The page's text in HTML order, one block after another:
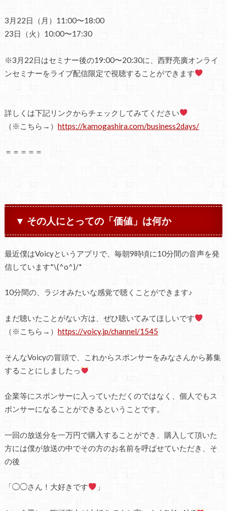
3月22日（月）11:00〜18:00
23日（火）10:00〜17:30
※3月22日はセミナー後の19:00〜20:30に、西野亮廣オンライ
ンセミナーをライブ配信限定で視聴することができます
詳しくは下記リンクからチェックしてみてください
（※こちら→） https://kamogashira.com/business2days/
＝＝＝＝＝
▼ その人にとっての「価値」は何か
最近僕はVoicyというアプリで、毎朝9時頃に10分間の音声を発
信しています*\(^o^)/*
10分間の、ラジオみたいな感覚で聴くことができます♪
まだ聴いたことがない方は、ぜひ聴いてみてほしいです
（※こちら→） https://voicy.jp/channel/1545
そんなVoicyの冒頭で、これからスポンサーをみなさんから募集
することにしましたっ
企業等にスポンサーに入っていただくのではなく、個人でもス
ポンサーになることができるということです。
一回の放送分を一万円で購入することができ、購入して頂いた
方には僕が放送の中でその方のお名前を呼ばせていただき、そ
の後
「◯◯さん！大好きです 」